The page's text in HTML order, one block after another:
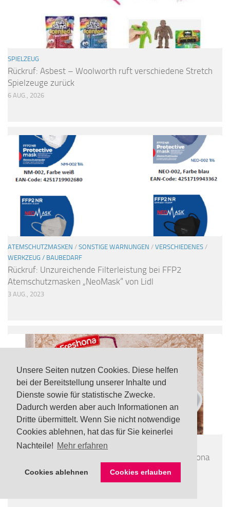
Unsere Seiten nutzen Cookies. Diese helfen
bei der Bereitstellung unserer Inhalte und
Dienste sowie für statistische Zwecke.
Dadurch werden aber auch Informationen an
Dritte übermittelt. Wenn Sie nicht notwendige
Cookies ablehnen, hat das für Sie keinerlei
Nachteile! Mehr erfahren
Cookies ablehnen Cookies erlauben
SPIELZEUG
Rückruf: Asbest – Woolworth ruft verschiedene Stretch
Spielzeuge zurück
6 AUG., 2026
ATEMSCHUTZMASKEN / SONSTIGE WARNUNGEN / VERSCHIEDENES /
WERKZEUG / BAUBEDARF
Rückruf: Unzureichende Filterleistung bei FFP2
Atemschutzmasken „NeoMask“ von Lidl
3 AUG., 2023
LEBENSMITTEL/ TOP
UPDATE Rückruf: Noroviren in tiefgefrorener Freshona
Bio Beerenmischung via Lidl